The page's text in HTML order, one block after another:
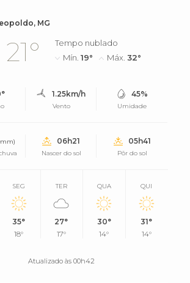
MG
21°
Tempo nublado
Mín.19° Máx.32°
1.25km/h
Vento
45%
Umidade
06h21
Nascer do sol
05h41
Pôr do sol
SEG
35°
18°
TER
27°
17°
QUA
30°
14°
QUI
31°
14°
Atualizado às 00h42